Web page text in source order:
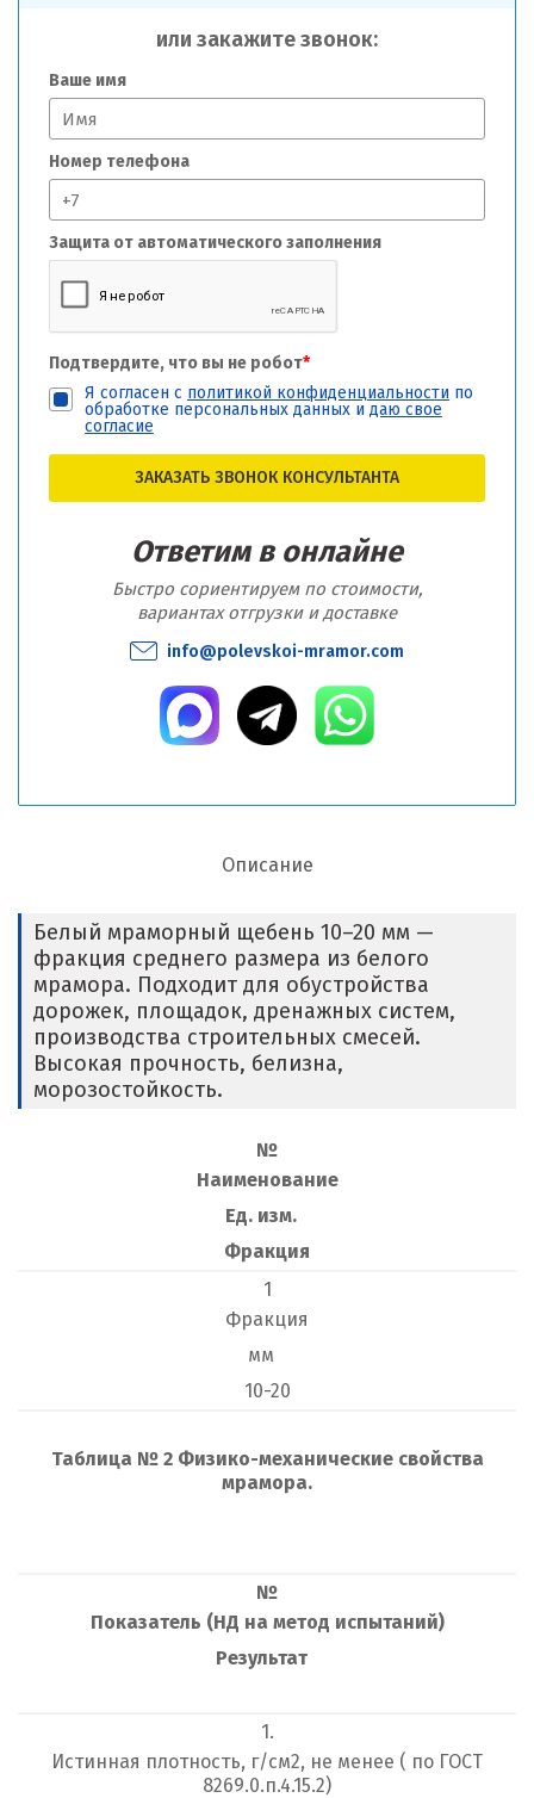
или закажите звонок:
Ваше имя
Номер телефона
Защита от автоматического заполнения
Подтвердите, что вы не робот*
Я согласен с политикой конфиденциальности по
обработке персональных данных и даю свое
согласие
ЗАКАЗАТЬ ЗВОНОК КОНСУЛЬТАНТА
Ответим в онлайне
Быстро сориентируем по стоимости,
вариантах отгрузки и доставке
info@polevskoi-mramor.com
Описание
Белый мраморный щебень 10–20 мм —
фракция среднего размера из белого
мрамора. Подходит для обустройства
дорожек, площадок, дренажных систем,
производства строительных смесей.
Высокая прочность, белизна,
морозостойкость.
№
Наименование
Ед. изм.
Фракция
1
Фракция
мм
10-20
Таблица № 2 Физико-механические свойства
мрамора.
№
Показатель (НД на метод испытаний)
Результат
1.
Истинная плотность, г/см2, не менее ( по ГОСТ
8269.0.п.4.15.2)